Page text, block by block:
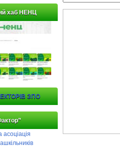
хаб НЕНЦ
ЗПО
асоціація